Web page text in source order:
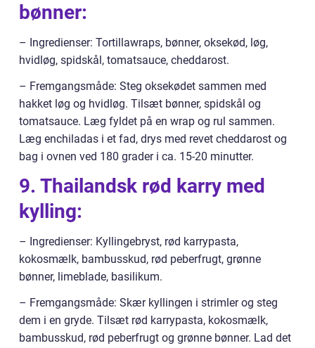
bønner:
– Ingredienser: Tortillawraps, bønner, oksekød, løg,
hvidløg, spidskål, tomatsauce, cheddarost.
– Fremgangsmåde: Steg oksekødet sammen med
hakket løg og hvidløg. Tilsæt bønner, spidskål og
tomatsauce. Læg fyldet på en wrap og rul sammen.
Læg enchiladas i et fad, drys med revet cheddarost og
bag i ovnen ved 180 grader i ca. 15-20 minutter.
9. Thailandsk rød karry med
kylling:
– Ingredienser: Kyllingebryst, rød karrypasta,
kokosmælk, bambusskud, rød peberfrugt, grønne
bønner, limeblade, basilikum.
– Fremgangsmåde: Skær kyllingen i strimler og steg
dem i en gryde. Tilsæt rød karrypasta, kokosmælk,
bambusskud, rød peberfrugt og grønne bønner. Lad det